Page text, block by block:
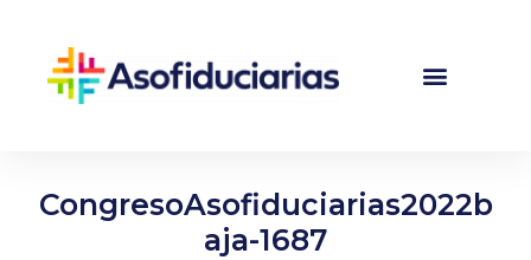
CongresoAsofiduciarias2022b
aja-1687